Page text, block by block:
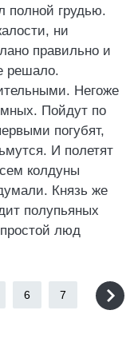
полной грудью.
ни
правильно и
решало.
Негоже
Пойдут по
погубят,
И полетят
колдуны
Князь же
полупьяных
люд
6 7